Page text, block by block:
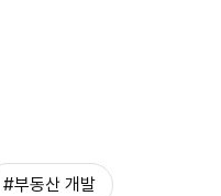
#부동산 개발